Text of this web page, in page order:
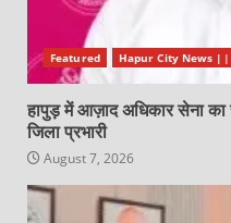
Featured Hapur City News ||
हापुड़ में आज़ाद अधिकार सेना का
जिला प्रभारी
August 7, 2026